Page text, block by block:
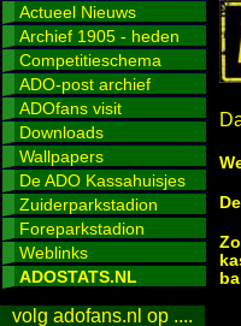
Actueel Nieuws
Archief 1905 - heden
Competitieschema
ADO-post archief
ADOfans visit
Downloads
Wallpapers
De ADO Kassahuisjes
Zuiderparkstadion
Foreparkstadion
Weblinks
ADOSTATS.NL
volg adofans.nl op ....